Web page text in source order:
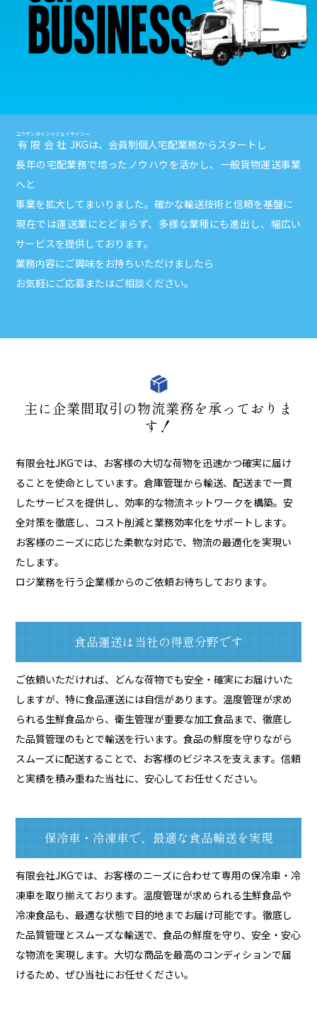
有限会社JKG
ユウゲンガイシャジェイケイジー
は、会員制個人宅配業務からスタートし
長年の宅配業務で培ったノウハウを活かし、一般貨物運送事業
へと
事業を拡大してまいりました。確かな輸送技術と信頼を基盤に
現在では運送業にとどまらず、多様な業種にも進出し、幅広い
サービスを提供しております。
業務内容にご興味をお持ちいただけましたら
お気軽にご応募またはご相談ください。
主に企業間取引の物流業務を承っておりま
す！
有限会社JKGでは、お客様の大切な荷物を迅速かつ確実に届け
ることを使命としています。倉庫管理から輸送、配送まで一貫
したサービスを提供し、効率的な物流ネットワークを構築。安
全対策を徹底し、コスト削減と業務効率化をサポートします。
お客様のニーズに応じた柔軟な対応で、物流の最適化を実現い
たします。
ロジ業務を行う企業様からのご依頼お待ちしております。
食品運送は当社の得意分野です
ご依頼いただければ、どんな荷物でも安全・確実にお届けいた
しますが、特に食品運送には自信があります。温度管理が求め
られる生鮮食品から、衛生管理が重要な加工食品まで、徹底し
た品質管理のもとで輸送を行います。食品の鮮度を守りながら
スムーズに配送することで、お客様のビジネスを支えます。信頼
と実績を積み重ねた当社に、安心してお任せください。
保冷車・冷凍車で、最適な食品輸送を実現
有限会社JKGでは、お客様のニーズに合わせて専用の保冷車・冷
凍車を取り揃えております。温度管理が求められる生鮮食品や
冷凍食品も、最適な状態で目的地までお届け可能です。徹底し
た品質管理とスムーズな輸送で、食品の鮮度を守り、安全・安心
な物流を実現します。大切な商品を最高のコンディションで届
けるため、ぜひ当社にお任せください。